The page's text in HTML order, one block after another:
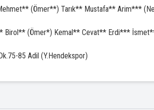
(Ömer**) Tarık** Mustafa** Arim***
Birol** (Ömer*) Kemal** Cevat** Erdi***
85 Adil (Y.Hendekspor)